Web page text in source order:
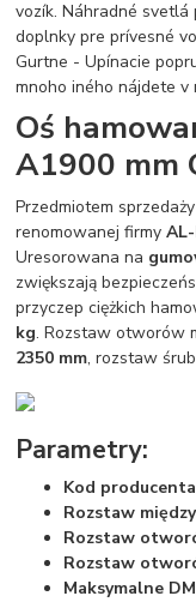
vozík. Náhradné svetlá
doplnky pre prívesné
Gurtne - Upínacie
mnoho iného nájdete v
Oś
A1900 mm
Przedmiotem
renomowanej firmy
Uresorowana na
zwiększają
przyczep ciężkich
kg. Rozstaw otworów
2350 mm, rozstaw
Parametry:
Kod
Rozstaw
Rozstaw
Rozstaw
Maksymalne